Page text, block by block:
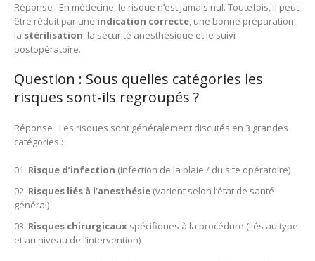
Réponse : En médecine, le risque n’est jamais nul. Toutefois, il peut
être réduit par une indication correcte, une bonne préparation,
la stérilisation, la sécurité anesthésique et le suivi
postopératoire.
Question : Sous quelles catégories les
risques sont-ils regroupés ?
Réponse : Les risques sont généralement discutés en 3 grandes
catégories :
Risque d’infection (infection de la plaie / du site opératoire)
Risques liés à l’anesthésie(varient selon l’état de santé
général)
Risques chirurgicaux spécifiques à la procédure (liés au type
et au niveau de l’intervention)